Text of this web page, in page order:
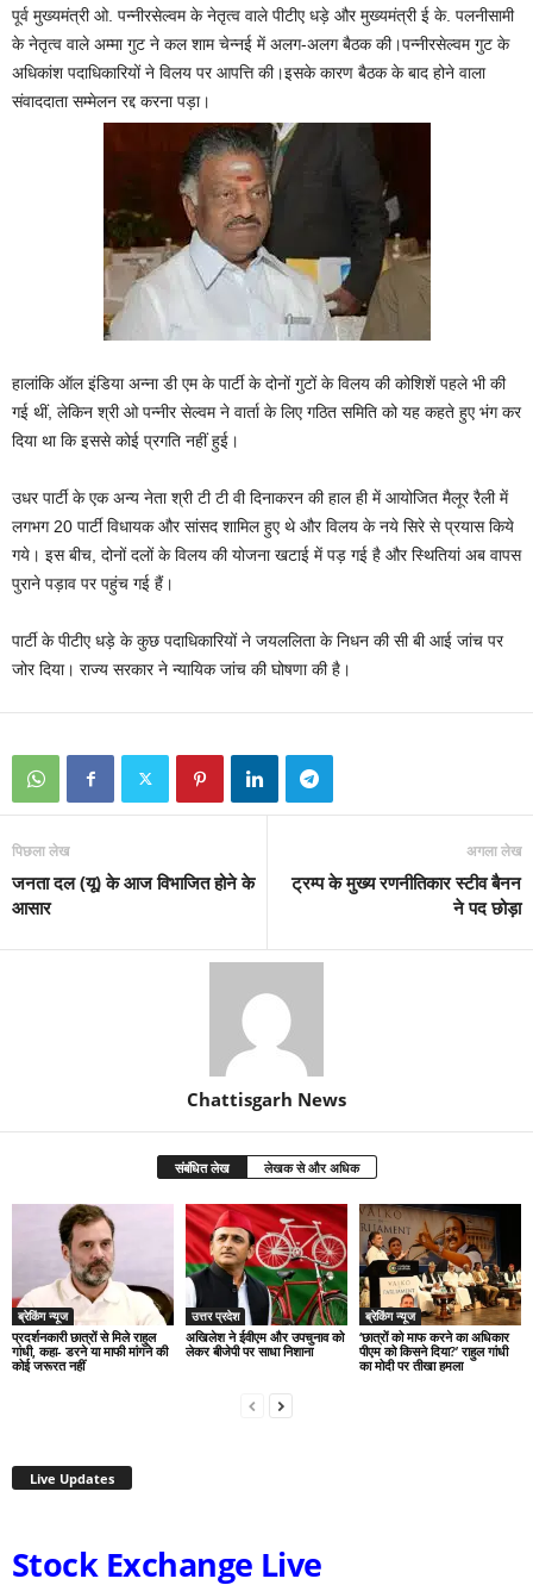
पूर्व मुख्यमंत्री ओ. पन्नीरसेल्वम के नेतृत्व वाले पीटीए धड़े और मुख्यमंत्री ई के. पलनीसामी
के नेतृत्व वाले अम्मा गुट ने कल शाम चेन्नई में अलग-अलग बैठक की।पन्नीरसेल्वम गुट के
अधिकांश पदाधिकारियों ने विलय पर आपत्ति की।इसके कारण बैठक के बाद होने वाला
संवाददाता सम्मेलन रद्द करना पड़ा।
हालांकि ऑल इंडिया अन्ना डी एम के पार्टी के दोनों गुटों के विलय की कोशिशें पहले भी की
गई थीं, लेकिन श्री ओ पन्नीर सेल्वम ने वार्ता के लिए गठित समिति को यह कहते हुए भंग कर
दिया था कि इससे कोई प्रगति नहीं हुई।
उधर पार्टी के एक अन्य नेता श्री टी टी वी दिनाकरन की हाल ही में आयोजित मैलूर रैली में
लगभग 20 पार्टी विधायक और सांसद शामिल हुए थे और विलय के नये सिरे से प्रयास किये
गये। इस बीच, दोनों दलों के विलय की योजना खटाई में पड़ गई है और स्थितियां अब वापस
पुराने पड़ाव पर पहुंच गई हैं।
पार्टी के पीटीए धड़े के कुछ पदाधिकारियों ने जयललिता के निधन की सी बी आई जांच पर
जोर दिया। राज्य सरकार ने न्यायिक जांच की घोषणा की है।
पिछला लेख
जनता दल (यू) के आज विभाजित होने के
आसार
अगला लेख
ट्रम्प के मुख्य रणनीतिकार स्टीव बैनन
ने पद छोड़ा
Chattisgarh News
संबंधित लेख लेखक से और अधिक
ब्रेकिंग न्यूज
प्रदर्शनकारी छात्रों से मिले राहुल
गांधी, कहा- डरने या माफी मांगने की
कोई जरूरत नहीं
उत्तर प्रदेश
अखिलेश ने ईवीएम और उपचुनाव को
लेकर बीजेपी पर साधा निशाना
ब्रेकिंग न्यूज
‘छात्रों को माफ करने का अधिकार
पीएम को किसने दिया?’ राहुल गांधी
का मोदी पर तीखा हमला
Live Updates
Stock Exchange Live